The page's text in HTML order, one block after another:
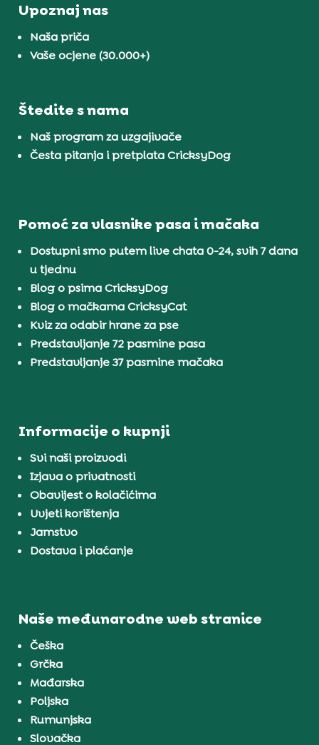
Upoznaj nas
Naša priča
Vaše ocjene (30.000+)
Štedite s nama
Naš program za uzgajivače
Česta pitanja i pretplata CricksyDog
Pomoć za vlasnike pasa i mačaka
Dostupni smo putem live chata 0-24, svih 7 dana
u tjednu
Blog o psima CricksyDog
Blog o mačkama CricksyCat
Kviz za odabir hrane za pse
Predstavljanje 72 pasmine pasa
Predstavljanje 37 pasmine mačaka
Informacije o kupnji
Svi naši proizvodi
Izjava o privatnosti
Obavijest o kolačićima
Uvjeti korištenja
Jamstvo
Dostava i plaćanje
Naše međunarodne web stranice
Češka
Grčka
Mađarska
Poljska
Rumunjska
Slovačka